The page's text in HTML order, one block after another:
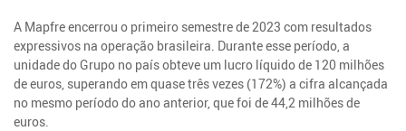
A Mapfre encerrou o primeiro semestre de 2023 com resultados
expressivos na operação brasileira. Durante esse período, a
unidade do Grupo no país obteve um lucro líquido de 120 milhões
de euros, superando em quase três vezes (172%) a cifra alcançada
no mesmo período do ano anterior, que foi de 44,2 milhões de
euros.